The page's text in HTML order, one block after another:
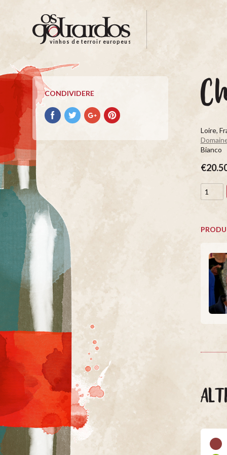
Os
Goliardos
Vinhos
de
Terroir
Europeus
vinhos de terroir europeus
CONDIVIDERE
Condividere
su
Condividere
su
Condividere
su
Condividere
su
Loire,
Bianco